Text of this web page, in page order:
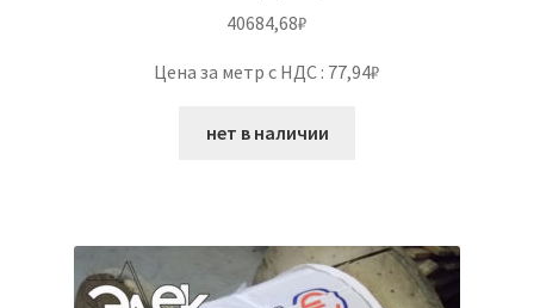
40684,68₽
Цена за метр с НДС : 77,94₽
нет в наличии